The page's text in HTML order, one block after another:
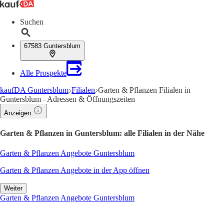
Suchen
67583 Guntersblum
Alle Prospekte
kaufDA Guntersblum Filialen Garten & Pflanzen Filialen in
Guntersblum - Adressen & Öffnungszeiten
Anzeigen
Garten & Pflanzen in Guntersblum: alle Filialen in der Nähe
Garten & Pflanzen Angebote Guntersblum
Garten & Pflanzen Angebote in der App öffnen
Weiter
Garten & Pflanzen Angebote Guntersblum